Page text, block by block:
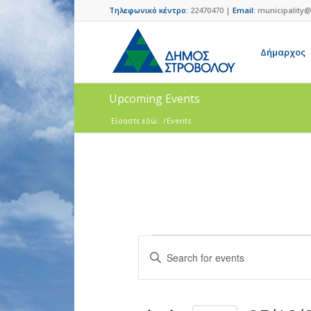
Τηλεφωνικό κέντρο: 22470470 | Email:
Δήμαρχος
Upcoming Events
Είσαστε εδώ: /Events
Events
Search
and
Enter
Keyword.
Search